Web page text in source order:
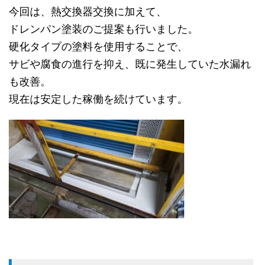
今回は、熱交換器交換に加えて、
ドレンパン塗装のご提案も行いました。
硬化タイプの塗料を使用することで、
サビや腐食の進行を抑え、既に発生していた水漏れ
も改善。
現在は安定した稼働を続けています。